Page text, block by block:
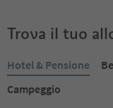
Trova il tuo
Hotel & Pensione
Campeggio